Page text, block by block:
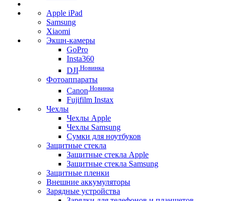
Apple iPad
Samsung
Xiaomi
Экшн-камеры
GoPro
Insta360
DJI Новинка
Фотоаппараты
Canon Новинка
Fujifilm Instax
Чехлы
Чехлы Apple
Чехлы Samsung
Сумки для ноутбуков
Защитные стекла
Защитные стекла Apple
Защитные стекла Samsung
Защитные пленки
Внешние аккумуляторы
Зарядные устройства